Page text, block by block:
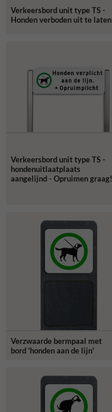
Verkeersbord unit type TS -
Honden verboden uit te laten
Verkeersbord unit type TS -
hondenuitlaatplaats
aangelijnd - Opruimen graag!
Verzwaarde bermpaal met
bord 'honden aan de lijn'